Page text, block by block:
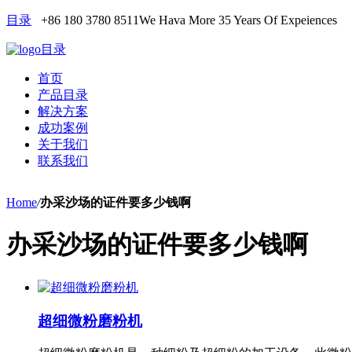
目录 +86 180 3780 8511We Hava More 35 Years Of Expeiences
目录
首页
产品目录
解决方案
成功案例
关于我们
联系我们
Home/办采沙场的证件要多少钱啊
办采沙场的证件要多少钱啊
超细微粉磨粉机